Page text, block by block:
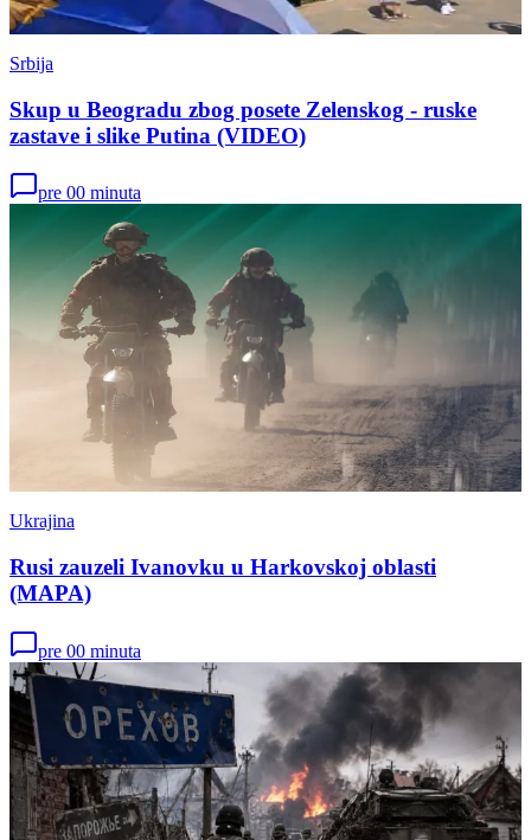
Srbija
Skup u Beogradu zbog posete Zelenskog - ruske
zastave i slike Putina (VIDEO)
pre 00 minuta
Ukrajina
Rusi zauzeli Ivanovku u Harkovskoj oblasti
(MAPA)
pre 00 minuta